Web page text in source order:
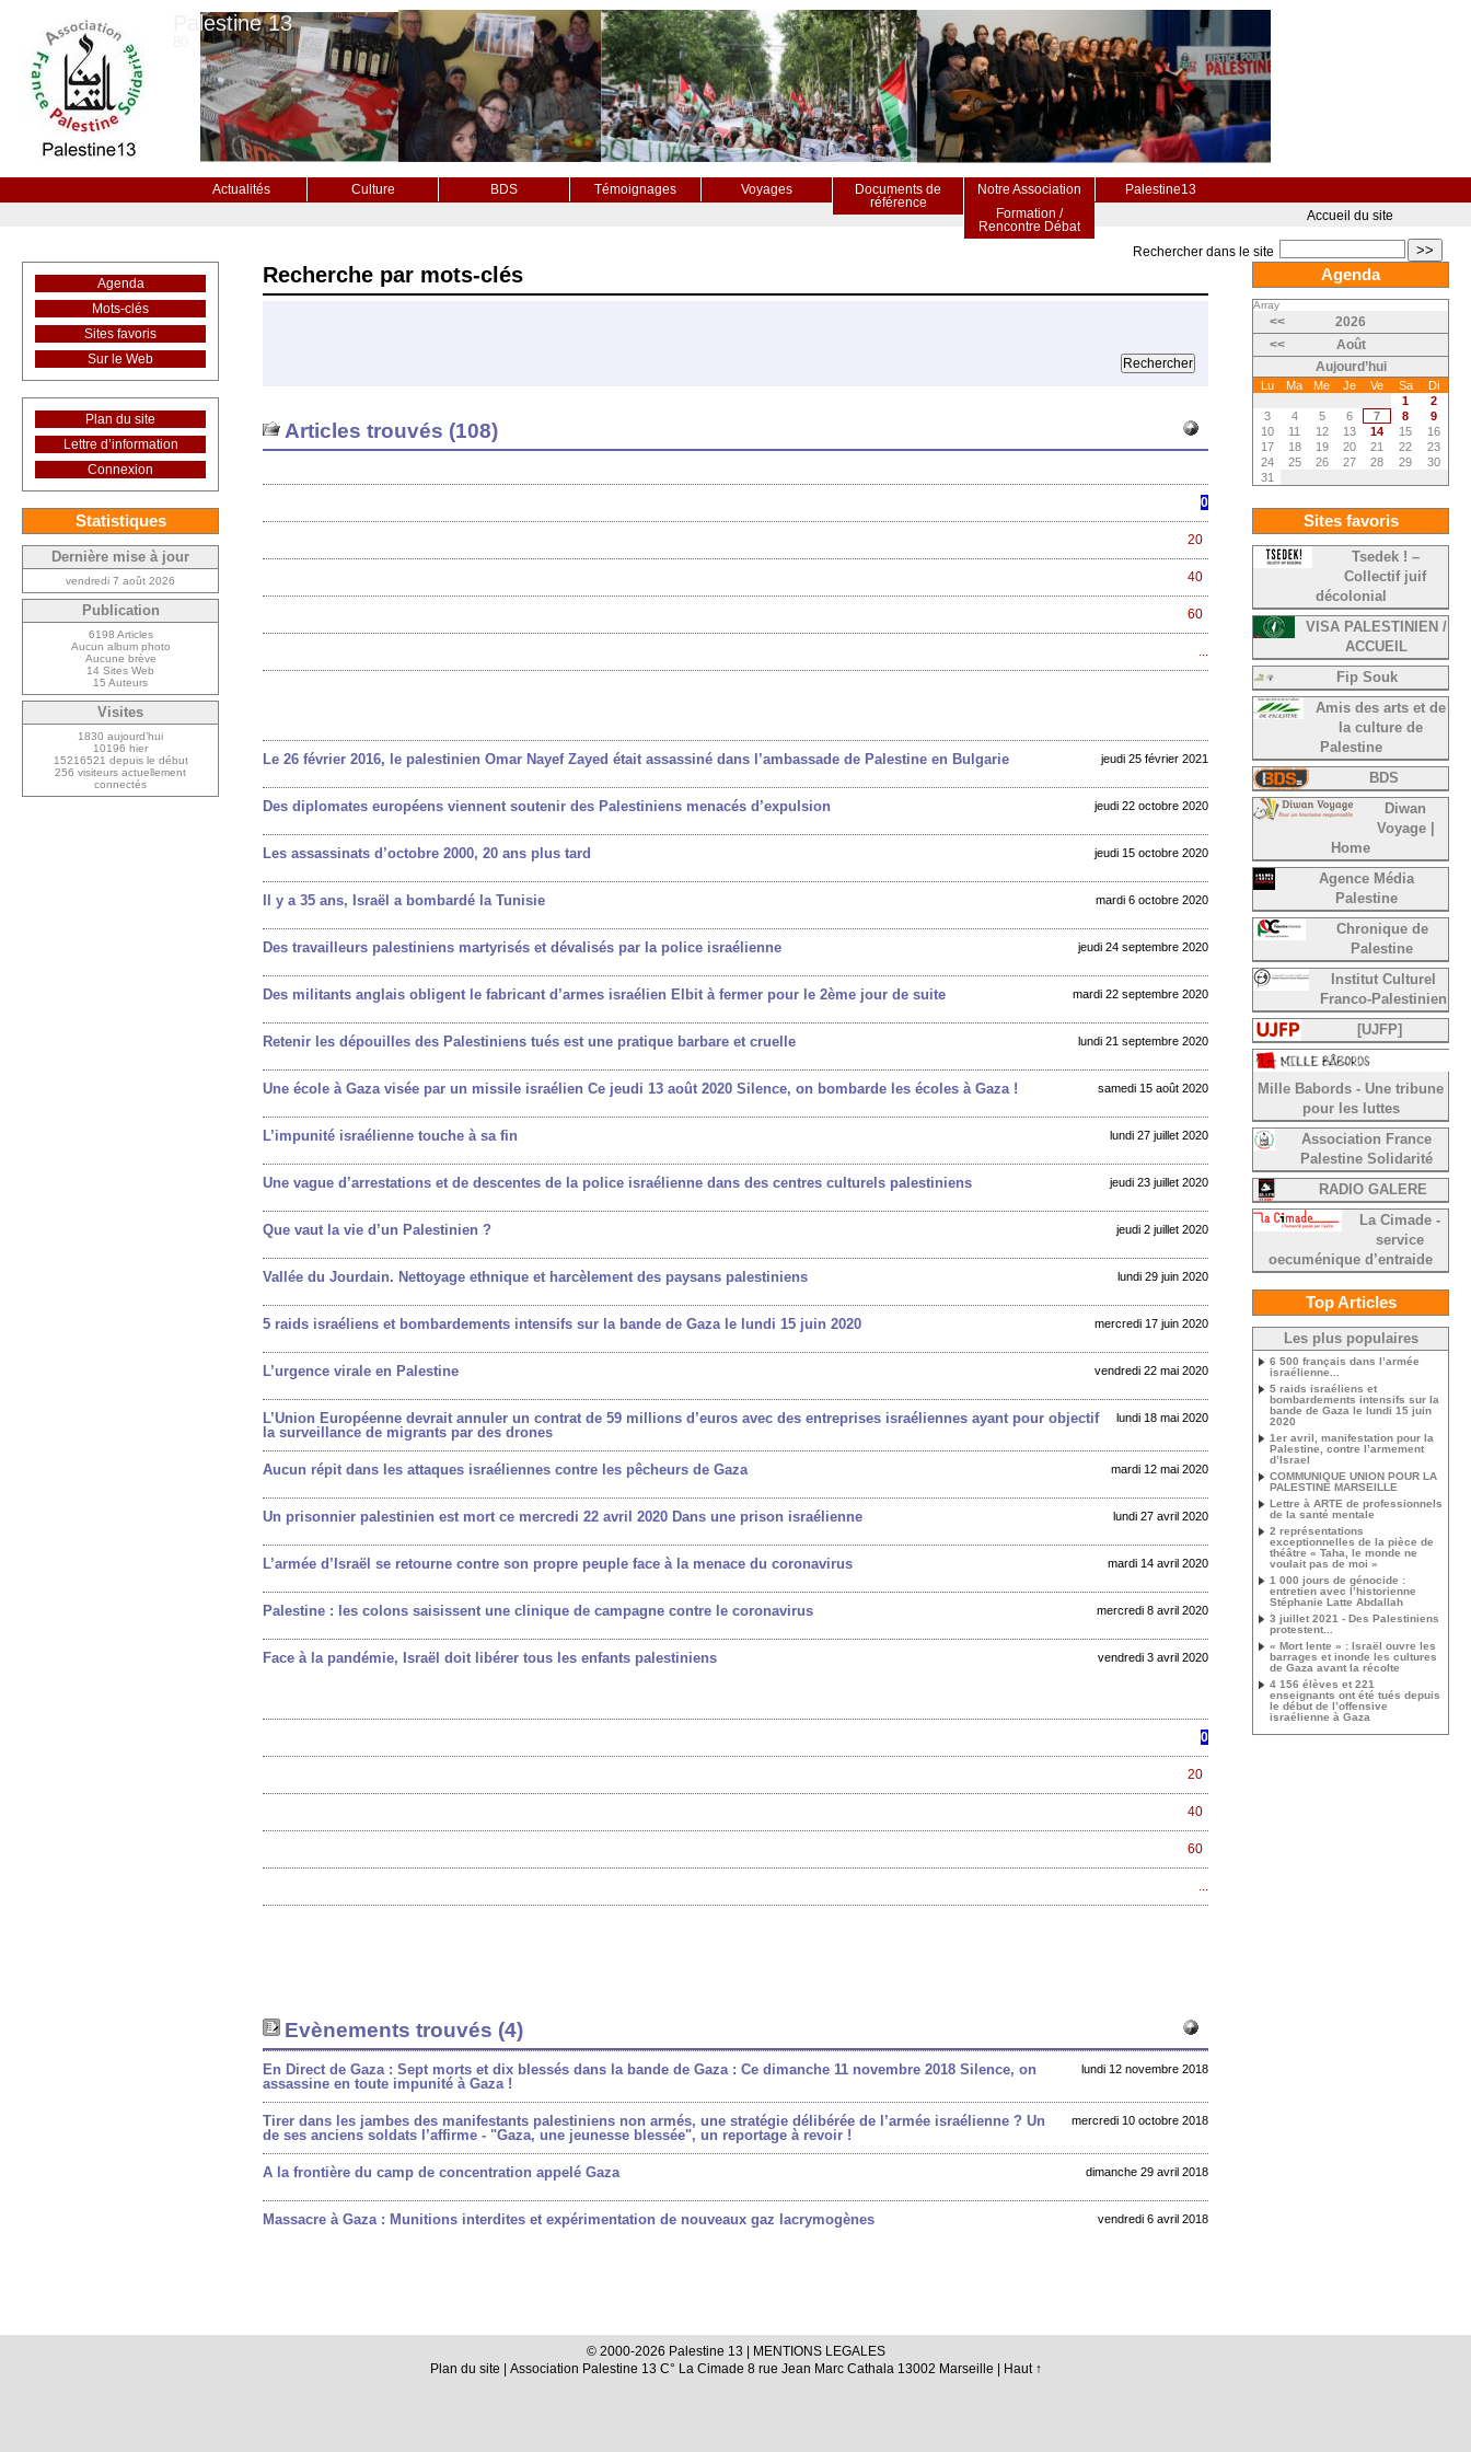
Palestine 13
Actualités Culture BDS Témoignages Voyages
Documents de
référence
Notre Association
Palestine13
Formation /
Rencontre Débat
>>
Rechercher dans le site
Accueil du site
Recherche par mots-clés
Articles trouvés (108)
0
20
40
60
...
jeudi 25 février 2021
Le 26 février 2016, le palestinien Omar Nayef Zayed était assassiné dans l’ambassade de Palestine en Bulgarie
jeudi 22 octobre 2020
Des diplomates européens viennent soutenir des Palestiniens menacés d’expulsion
jeudi 15 octobre 2020
Les assassinats d’octobre 2000, 20 ans plus tard
mardi 6 octobre 2020
Il y a 35 ans, Israël a bombardé la Tunisie
jeudi 24 septembre 2020
Des travailleurs palestiniens martyrisés et dévalisés par la police israélienne
mardi 22 septembre 2020
Des militants anglais obligent le fabricant d’armes israélien Elbit à fermer pour le 2ème jour de suite
lundi 21 septembre 2020
Retenir les dépouilles des Palestiniens tués est une pratique barbare et cruelle
samedi 15 août 2020
Une école à Gaza visée par un missile israélien Ce jeudi 13 août 2020 Silence, on bombarde les écoles à Gaza !
lundi 27 juillet 2020
L’impunité israélienne touche à sa fin
jeudi 23 juillet 2020
Une vague d’arrestations et de descentes de la police israélienne dans des centres culturels palestiniens
jeudi 2 juillet 2020
Que vaut la vie d’un Palestinien ?
lundi 29 juin 2020
Vallée du Jourdain. Nettoyage ethnique et harcèlement des paysans palestiniens
mercredi 17 juin 2020
5 raids israéliens et bombardements intensifs sur la bande de Gaza le lundi 15 juin 2020
vendredi 22 mai 2020
L’urgence virale en Palestine
lundi 18 mai 2020
L’Union Européenne devrait annuler un contrat de 59 millions d’euros avec des entreprises israéliennes ayant pour objectif
la surveillance de migrants par des drones
mardi 12 mai 2020
Aucun répit dans les attaques israéliennes contre les pêcheurs de Gaza
lundi 27 avril 2020
Un prisonnier palestinien est mort ce mercredi 22 avril 2020 Dans une prison israélienne
mardi 14 avril 2020
L’armée d’Israël se retourne contre son propre peuple face à la menace du coronavirus
mercredi 8 avril 2020
Palestine : les colons saisissent une clinique de campagne contre le coronavirus
vendredi 3 avril 2020
Face à la pandémie, Israël doit libérer tous les enfants palestiniens
0
20
40
60
...
Evènements trouvés (4)
lundi 12 novembre 2018
En Direct de Gaza : Sept morts et dix blessés dans la bande de Gaza : Ce dimanche 11 novembre 2018 Silence, on
assassine en toute impunité à Gaza !
mercredi 10 octobre 2018
Tirer dans les jambes des manifestants palestiniens non armés, une stratégie délibérée de l’armée israélienne ? Un
de ses anciens soldats l’affirme - "Gaza, une jeunesse blessée", un reportage à revoir !
dimanche 29 avril 2018
A la frontière du camp de concentration appelé Gaza
vendredi 6 avril 2018
Massacre à Gaza : Munitions interdites et expérimentation de nouveaux gaz lacrymogènes
Agenda
Mots-clés
Sites favoris
Sur le Web
Plan du site
Lettre d’information
Connexion
Statistiques
Dernière mise à jour
vendredi 7 août 2026
Publication
6198 Articles
Aucun album photo
Aucune brève
14 Sites Web
15 Auteurs
Visites
1830 aujourd’hui
10196 hier
15216521 depuis le début
256 visiteurs actuellement
connectés
Agenda
Array
<<
2026
<<
Août
Aujourd’hui
Lu Ma Me Je Ve Sa
Di
1
2
3
4 5 6 7 8
9
10
11 12 13 14 15
16
17
18 19 20 21 22
23
24
25 26 27 28 29
30
31
Sites favoris
Tsedek ! –
Collectif juif
décolonial
VISA PALESTINIEN /
ACCUEIL
Fip Souk
Amis des arts et de
la culture de
Palestine
BDS
Diwan
Voyage |
Home
Agence Média
Palestine
Chronique de
Palestine
Institut Culturel
Franco-Palestinien
[UJFP]
Mille Babords - Une tribune
pour les luttes
Association France
Palestine Solidarité
RADIO GALERE
La Cimade -
service
oecuménique d’entraide
Top Articles
Les plus populaires
6 500 français dans l’armée
israélienne...
5 raids israéliens et
bombardements intensifs sur la
bande de Gaza le lundi 15 juin
2020
1er avril, manifestation pour la
Palestine, contre l’armement
d’Israel
COMMUNIQUE UNION POUR LA
PALESTINE MARSEILLE
Lettre à ARTE de professionnels
de la santé mentale
2 représentations
exceptionnelles de la pièce de
théâtre « Taha, le monde ne
voulait pas de moi »
1 000 jours de génocide :
entretien avec l’historienne
Stéphanie Latte Abdallah
3 juillet 2021 - Des Palestiniens
protestent...
« Mort lente » : Israël ouvre les
barrages et inonde les cultures
de Gaza avant la récolte
4 156 élèves et 221
enseignants ont été tués depuis
le début de l’offensive
israélienne à Gaza
© 2000-2026 Palestine 13 |
MENTIONS LEGALES
Plan du site | Association Palestine 13 C° La Cimade 8 rue Jean Marc Cathala 13002 Marseille | Haut ↑